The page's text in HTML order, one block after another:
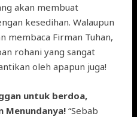
akan membuat
kesedihan. Walaupun
membaca Firman Tuhan,
rohani yang sangat
oleh apapun juga!
untuk berdoa,
Menundanya! “Sebab